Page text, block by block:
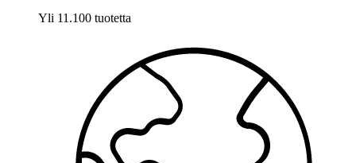
Yli 11.100 tuotetta